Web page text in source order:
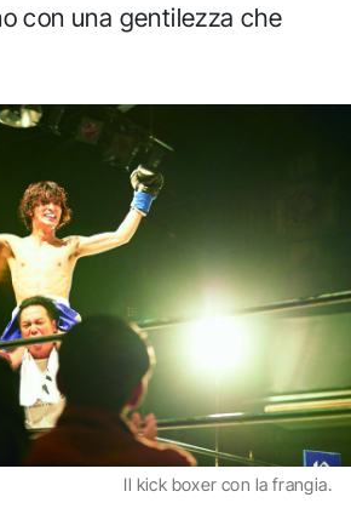
con una gentilezza che
Il kick boxer con la frangia.